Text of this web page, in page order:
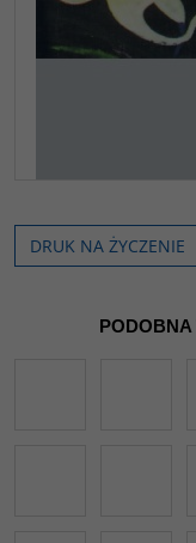
DRUK NA ŻYCZENIE